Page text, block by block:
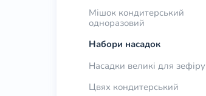
Мішок кондитерський
одноразовий
Набори насадок
Насадки великі для зефіру
Цвях кондитерський